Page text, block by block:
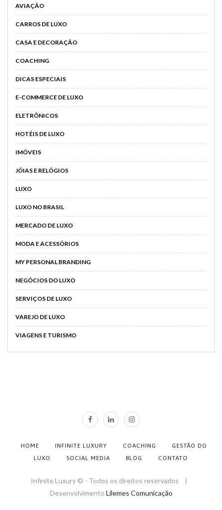
AVIAÇÃO
CARROS DE LUXO
CASA E DECORAÇÃO
COACHING
DICAS ESPECIAIS
E-COMMERCE DE LUXO
ELETRÔNICOS
HOTÉIS DE LUXO
IMÓVEIS
JÓIAS E RELÓGIOS
LUXO
LUXO NO BRASIL
MERCADO DE LUXO
MODA E ACESSÓRIOS
MY PERSONAL BRANDING
NEGÓCIOS DO LUXO
SERVIÇOS DE LUXO
VAREJO DE LUXO
VIAGENS E TURISMO
HOME INFINITE LUXURY COACHING
GESTÃO DO
LUXO
SOCIAL MEDIA BLOG CONTATO
Infinite Luxury © - Todos os direitos reservados |
Desenvolvimento Lilemes Comunicação